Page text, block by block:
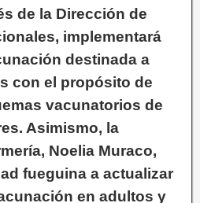
de la Dirección de
implementará
destinada a
con el propósito de
vacunatorios de
Asimismo, la
Noelia Muraco,
fueguina a actualizar
en adultos y